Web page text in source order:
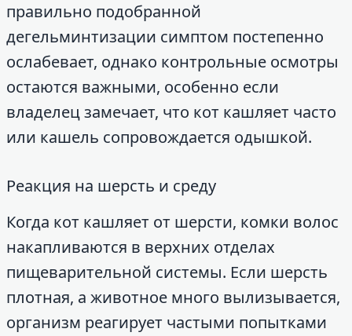
правильно подобранной
дегельминтизации симптом постепенно
ослабевает, однако контрольные осмотры
остаются важными, особенно если
владелец замечает, что кот кашляет часто
или кашель сопровождается одышкой.
Реакция на шерсть и среду
Когда кот кашляет от шерсти, комки волос
накапливаются в верхних отделах
пищеварительной системы. Если шерсть
плотная, а животное много вылизывается,
организм реагирует частыми попытками